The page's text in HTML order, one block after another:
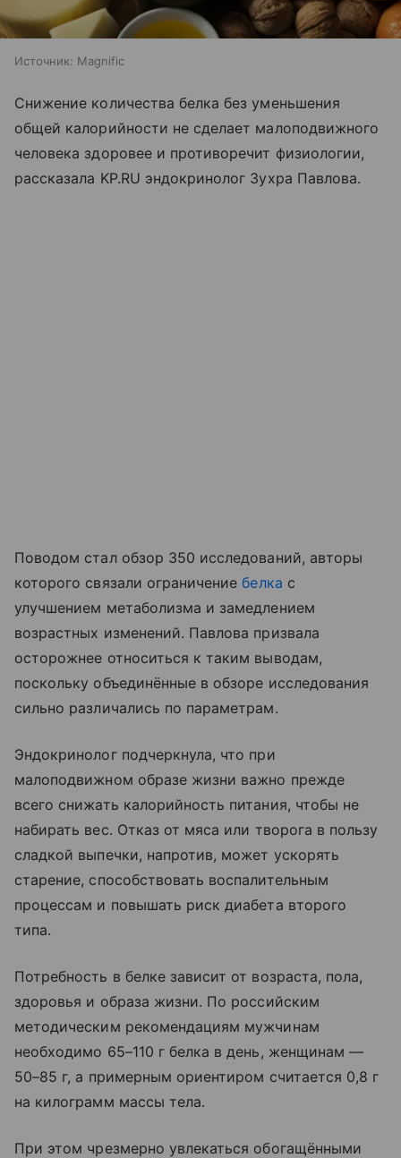
Источник: Magnific
Снижение количества белка без уменьшения
общей калорийности не сделает малоподвижного
человека здоровее и противоречит физиологии,
рассказала KP.RU эндокринолог Зухра Павлова.
Поводом стал обзор 350 исследований, авторы
которого связали ограничениебелка с
улучшением метаболизма и замедлением
возрастных изменений. Павлова призвала
осторожнее относиться к таким выводам,
поскольку объединённые в обзоре исследования
сильно различались по параметрам.
Эндокринолог подчеркнула, что при
малоподвижном образе жизни важно прежде
всего снижать калорийность питания, чтобы не
набирать вес. Отказ от мяса или творога в пользу
сладкой выпечки, напротив, может ускорять
старение, способствовать воспалительным
процессам и повышать риск диабета второго
типа.
Потребность в белке зависит от возраста, пола,
здоровья и образа жизни. По российским
методическим рекомендациям мужчинам
необходимо 65–110 г белка в день, женщинам —
50–85 г, а примерным ориентиром считается 0,8 г
на килограмм массы тела.
При этом чрезмерно увлекаться обогащёнными